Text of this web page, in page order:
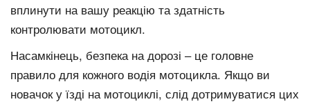
вплинути на вашу реакцію та здатність
контролювати мотоцикл.
Насамкінець, безпека на дорозі – це головне
правило для кожного водія мотоцикла. Якщо ви
новачок у їзді на мотоциклі, слід дотримуватися цих